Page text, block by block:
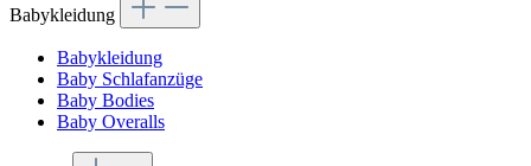
Babykleidung
Babykleidung
Baby Schlafanzüge
Baby Bodies
Baby Overalls